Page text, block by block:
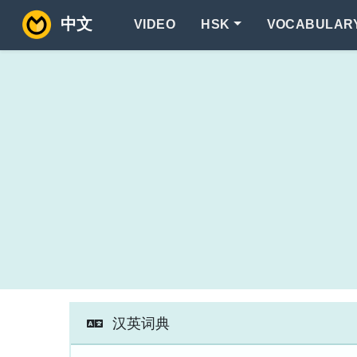
中文 VIDEO HSK
汉英词典